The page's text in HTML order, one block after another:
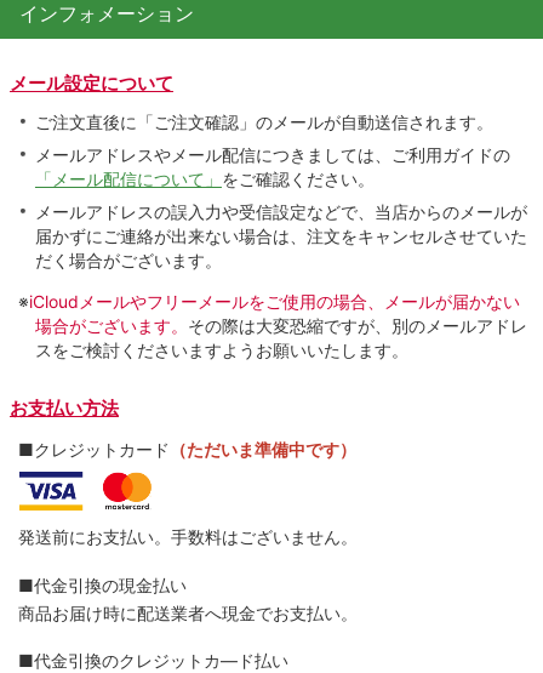
インフォメーション
メール設定について
ご注文直後に「ご注文確認」のメールが自動送信されます。
メールアドレスやメール配信につきましては、ご利用ガイドの
「メール配信について」 をご確認ください。
メールアドレスの誤入力や受信設定などで、当店からのメールが
届かずにご連絡が出来ない場合は、注文をキャンセルさせていた
だく場合がございます。
※iCloudメールやフリーメールをご使用の場合、メールが届かない
場合がございます。 その際は大変恐縮ですが、別のメールアドレ
スをご検討くださいますようお願いいたします。
お支払い方法
■クレジットカード （ただいま準備中です）
発送前にお支払い。手数料はございません。
■代金引換の現金払い
商品お届け時に配送業者へ現金でお支払い。
■代金引換のクレジットカ―ド払い